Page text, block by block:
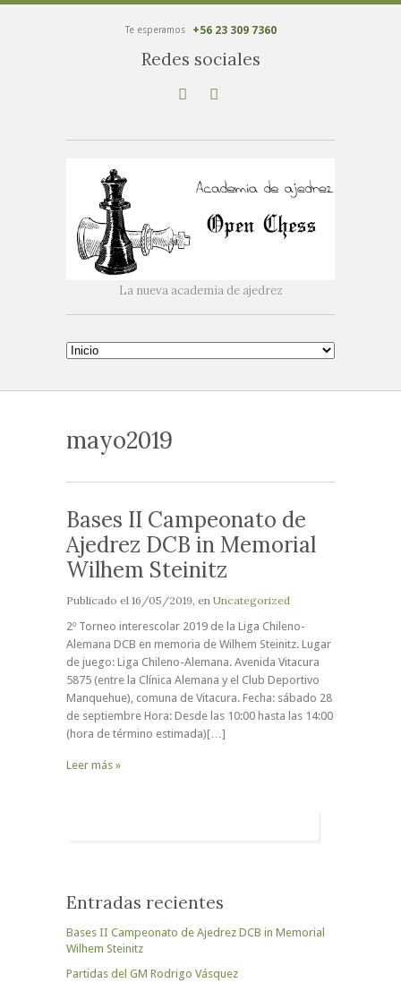
Te esperamos +56 23 309 7360
Redes sociales
La nueva academia de ajedrez
mayo2019
Bases II Campeonato de
Ajedrez DCB in Memorial
Wilhem Steinitz
Publicado el 16/05/2019 , en Uncategorized
2º Torneo interescolar 2019 de la Liga Chileno-
Alemana DCB en memoria de Wilhem Steinitz. Lugar
de juego: Liga Chileno-Alemana. Avenida Vitacura
5875 (entre la Clínica Alemana y el Club Deportivo
Manquehue), comuna de Vitacura. Fecha: sábado 28
de septiembre Hora: Desde las 10:00 hasta las 14:00
(hora de término estimada)[…]
Leer más »
Entradas recientes
Bases II Campeonato de Ajedrez DCB in Memorial
Wilhem Steinitz
Partidas del GM Rodrigo Vásquez